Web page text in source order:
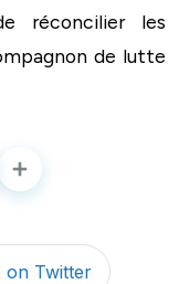
réconcilier les
de lutte
on Twitter